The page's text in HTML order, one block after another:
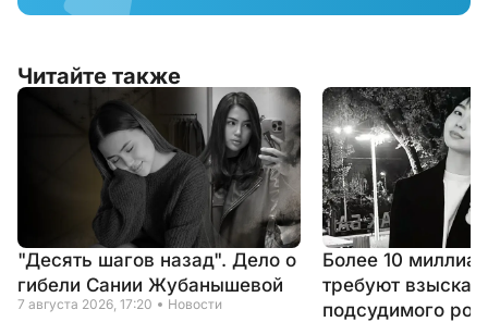
Читайте также
"Десять шагов назад". Дело о
гибели Сании Жубанышевой
7 августа 2026, 17:20 Новости
Более 10
требуют
подсудимого